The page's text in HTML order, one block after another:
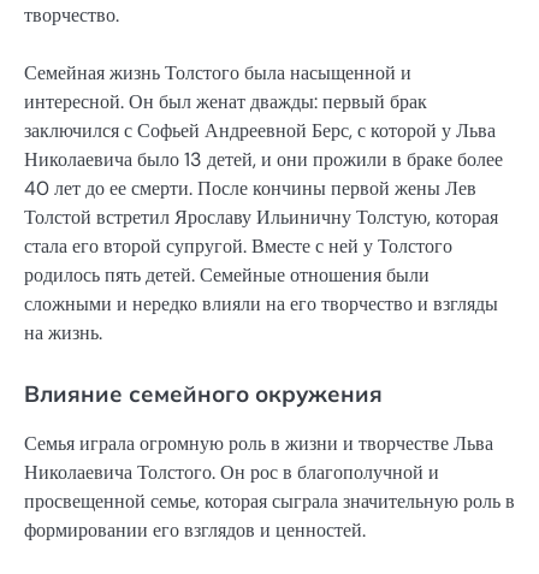
творчество.
Семейная жизнь Толстого была насыщенной и
интересной. Он был женат дважды: первый брак
заключился с Софьей Андреевной Берс, с которой у Льва
Николаевича было 13 детей, и они прожили в браке более
40 лет до ее смерти. После кончины первой жены Лев
Толстой встретил Ярославу Ильиничну Толстую, которая
стала его второй супругой. Вместе с ней у Толстого
родилось пять детей. Семейные отношения были
сложными и нередко влияли на его творчество и взгляды
на жизнь.
Влияние семейного окружения
Семья играла огромную роль в жизни и творчестве Льва
Николаевича Толстого. Он рос в благополучной и
просвещенной семье, которая сыграла значительную роль в
формировании его взглядов и ценностей.